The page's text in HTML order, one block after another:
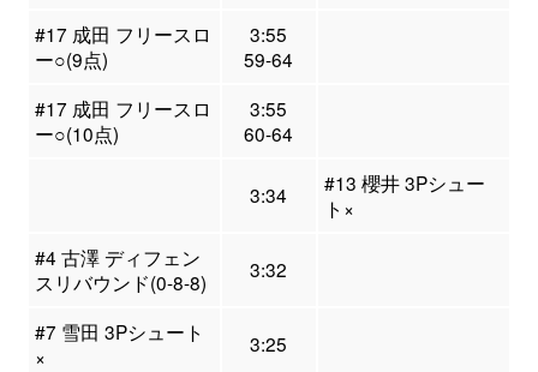
#17 成田 フリースロ
ー○(9点)
3:55
59-64
#17 成田 フリースロ
ー○(10点)
3:55
60-64
3:34
#13 櫻井 3Pシュー
ト×
#4 古澤 ディフェン
スリバウンド(0-8-8)
3:32
#7 雪田 3Pシュート
×
3:25